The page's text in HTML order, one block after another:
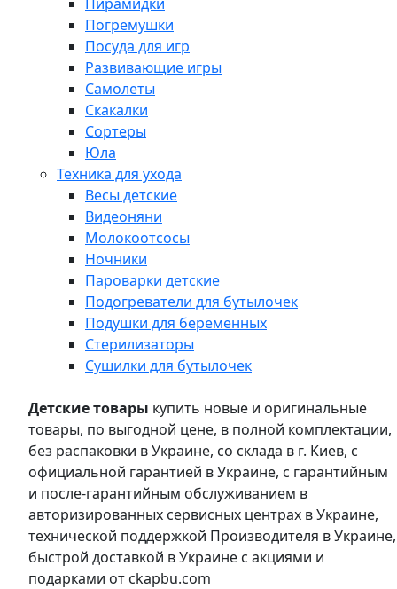
Погремушки
Посуда для игр
Развивающие игры
Самолеты
Скакалки
Сортеры
Юла
Техника для ухода
Весы детские
Видеоняни
Молокоотсосы
Ночники
Пароварки детские
Подогреватели для бутылочек
Подушки для беременных
Стерилизаторы
Сушилки для бутылочек
Детские товары купить новые и оригинальные
товары, по выгодной цене, в полной комплектации,
без распаковки в Украине, со склада в г. Киев, с
официальной гарантией в Украине, с гарантийным
и после-гарантийным обслуживанием в
авторизированных сервисных центрах в Украине,
технической поддержкой Производителя в Украине,
быстрой доставкой в Украине с акциями и
подарками от ckapbu.com